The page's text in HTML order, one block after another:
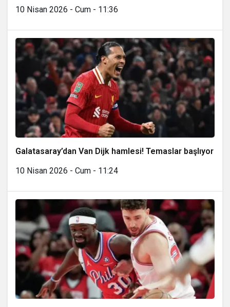
10 Nisan 2026 - Cum - 11:36
Galatasaray’dan Van Dijk hamlesi! Temaslar başlıyor
10 Nisan 2026 - Cum - 11:24